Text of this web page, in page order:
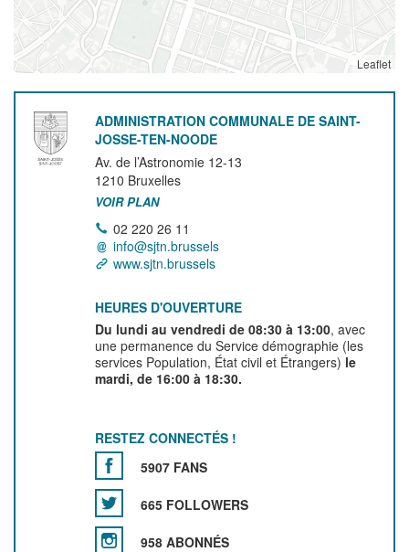
Leaflet
ADMINISTRATION COMMUNALE DE SAINT-
JOSSE-TEN-NOODE
Av. de l’Astronomie 12-13
1210 Bruxelles
VOIR PLAN
02 220 26 11
info@sjtn.brussels
www.sjtn.brussels
HEURES D'OUVERTURE
Du lundi au vendredi de 08:30 à 13:00, avec
une permanence du Service démographie (les
services Population, État civil et Étrangers) le
mardi, de 16:00 à 18:30.
RESTEZ CONNECTÉS !
5907 FANS
665 FOLLOWERS
958 ABONNÉS